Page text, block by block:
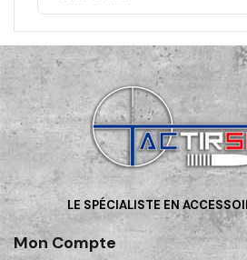
LE SPÉCIALISTE EN
Mon Compte